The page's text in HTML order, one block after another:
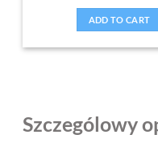
ADD TO CART
Szczególowy